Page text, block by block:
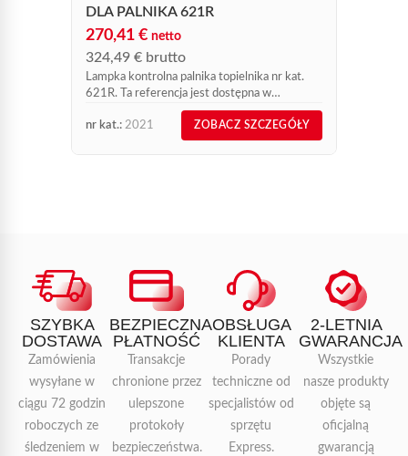
DLA PALNIKA 621R
270,41 € netto
324,49 € brutto
Lampka kontrolna palnika topielnika nr kat.
621R. Ta referencja jest dostępna w
sprzedaży online i może zostać dostarczona w
ciągu 72 godzin od otrzymania płatności.
nr kat.: 2021 ZOBACZ SZCZEGÓŁY
SZYBKA
DOSTAWA
Zamówienia
wysyłane w
ciągu 72 godzin
roboczych ze
śledzeniem w
BEZPIECZNA
PŁATNOŚĆ
Transakcje
chronione przez
ulepszone
protokoły
bezpieczeństwa.
OBSŁUGA
KLIENTA
Porady
techniczne od
specjalistów od
sprzętu
Express.
2-LETNIA
GWARANCJA
Wszystkie
nasze produkty
objęte są
oficjalną
gwarancją